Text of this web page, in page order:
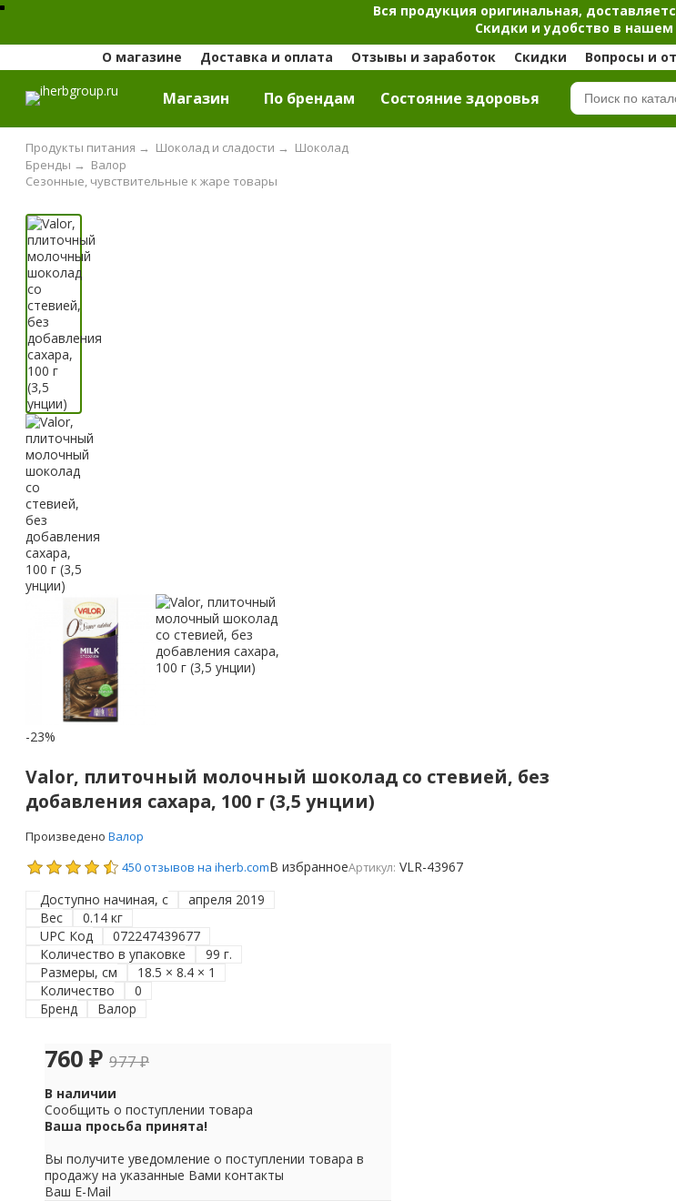
Вся продукция оригинальная,
Скидки и удобство в нашем
О магазине
Доставка и оплата Отзывы и заработок Скидки Вопросы и
Магазин По брендам Cостояние здоровья
Продукты питания → Шоколад и сладости → Шоколад
Валор
Бренды →
Сезонные, чувствительные к жаре товары
-23%
Valor, плиточный молочный шоколад со стевией, без
добавления сахара, 100 г (3,5 унции)
Произведено Валор
450 отзывов на iherb.comВ избранноеАртикул: VLR-43967
Доступно начиная, с
апреля 2019
Вес
0.14 кг
UPC Код
072247439677
Количество в упаковке
99 г.
Размеры, см
18.5 × 8.4 × 1
Количество
0
Бренд
Валор
760 ₽ 977₽
В наличии
Сообщить о поступлении товара
Ваша просьба принята!
Вы получите уведомление о поступлении товара в
продажу на указанные Вами контакты
Ваш E-Mail